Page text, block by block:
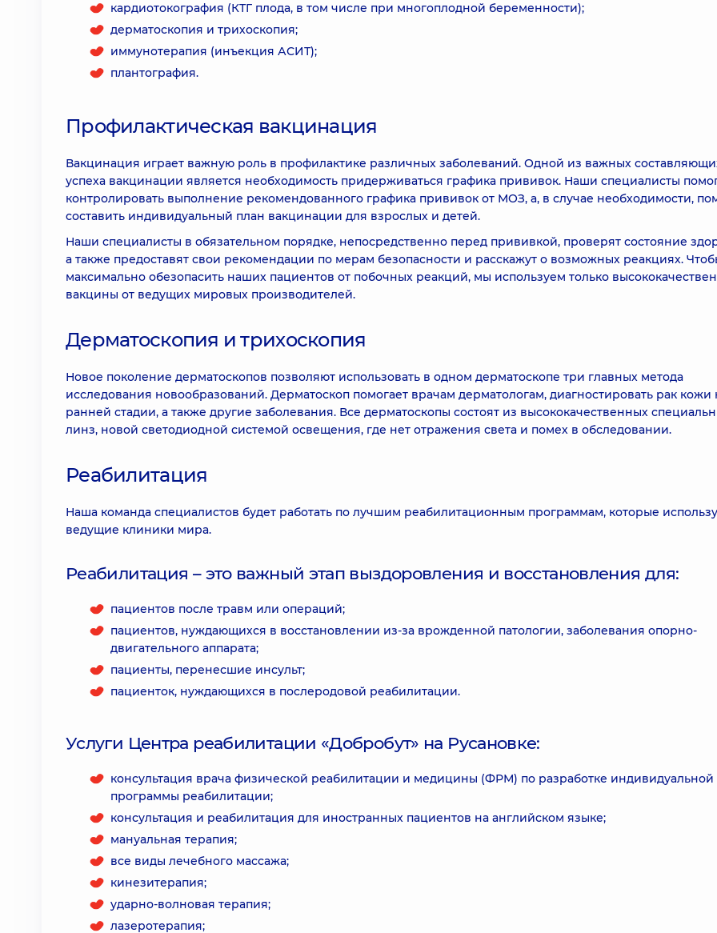
кардиотокография (КТГ плода, в том числе при многоплодной беременности);
дерматоскопия и трихоскопия;
иммунотерапия (инъекция АСИТ);
плантография.
Профилактическая вакцинация
Вакцинация играет важную роль в профилактике различных заболеваний. Одной из важных
успеха вакцинации является необходимость придерживаться графика прививок. Наши специалисты
контролировать выполнение рекомендованного графика прививок от МОЗ, а, в случае необходимости,
составить индивидуальный план вакцинации для взрослых и детей.
Наши специалисты в обязательном порядке, непосредственно перед прививкой, проверят состояние
а также предоставят свои рекомендации по мерам безопасности и расскажут о возможных реакциях.
максимально обезопасить наших пациентов от побочных реакций, мы используем только
вакцины от ведущих мировых производителей.
Дерматоскопия и трихоскопия
Новое поколение дерматоскопов позволяют использовать в одном дерматоскопе три главных метода
исследования новообразований. Дерматоскоп помогает врачам дерматологам, диагностировать рак кожи
ранней стадии, а также другие заболевания. Все дерматоскопы состоят из высококачественных
линз, новой светодиодной системой освещения, где нет отражения света и помех в обследовании.
Реабилитация
Наша команда специалистов будет работать по лучшим реабилитационным программам, которые
ведущие клиники мира.
Реабилитация – это важный этап выздоровления и восстановления для:
пациентов после травм или операций;
пациентов, нуждающихся в восстановлении из-за врожденной патологии, заболевания опорно-
двигательного аппарата;
пациенты, перенесшие инсульт;
пациенток, нуждающихся в послеродовой реабилитации.
Услуги Центра реабилитации «Добробут» на Русановке:
консультация врача физической реабилитации и медицины (ФРМ) по разработке индивидуальной
программы реабилитации;
консультация и реабилитация для иностранных пациентов на английском языке;
мануальная терапия;
все виды лечебного массажа;
кинезитерапия;
ударно-волновая терапия;
лазеротерапия;